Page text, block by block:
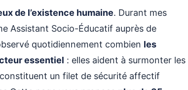
↳ ⚠️ Les 5 Erreurs Qui Détruisent les Amitiés
7.
❓ Questions Fréquentes sur l’Amitié et les
Lettres d’Amitié
↳ ❓ Comment savoir si une amitié est sincère ou
juste opportuniste ?
de l’existence humaine. Durant mes
Assistant Socio-Éducatif auprès de
quotidiennement combien les
essentiel : elles aident à surmonter les
un filet de sécurité affectif